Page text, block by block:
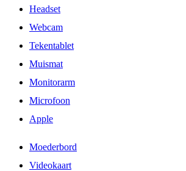
Headset
Webcam
Tekentablet
Muismat
Monitorarm
Microfoon
Apple
Moederbord
Videokaart